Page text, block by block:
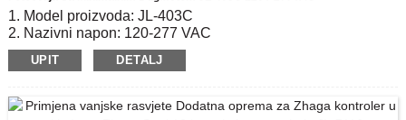
1. Model proizvoda: JL-403C
2. Nazivni napon: 120-277 VAC
3. On / OFF Lux Level: 6 Lx uključeno;50 Lx isključeno
4. IP ocjena: IP54
UPIT DETALJ